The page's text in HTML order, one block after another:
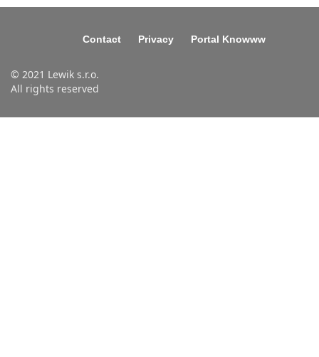
Contact Privacy Portal Knowww
© 2021 Lewik s.r.o.
All rights reserved